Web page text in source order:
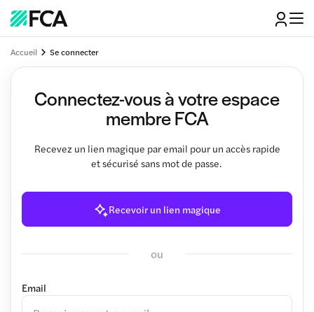
Accueil Se connecter
Connectez-vous à votre espace
membre FCA
Recevez un lien magique par email pour un accès rapide
et sécurisé sans mot de passe.
Recevoir un lien magique
ou
Email